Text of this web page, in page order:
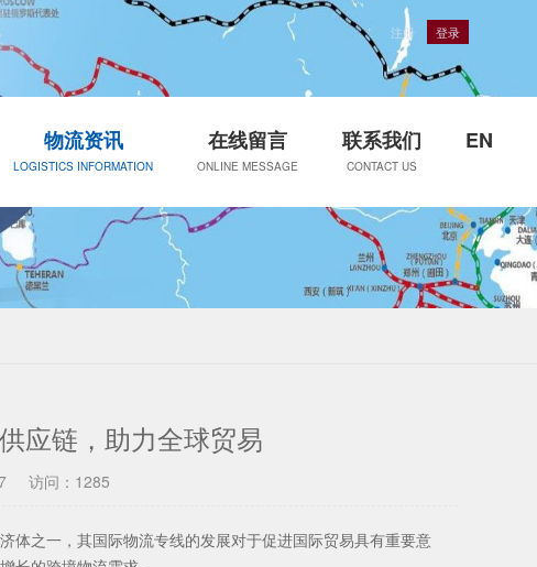
注册 登录
物流资讯
LOGISTICS INFORMATION
在线留言
ONLINE MESSAGE
联系我们
CONTACT US
EN
应链，助力全球贸易
访问：1285
体之一，其国际物流专线的发展对于促进国际贸易具有重要意